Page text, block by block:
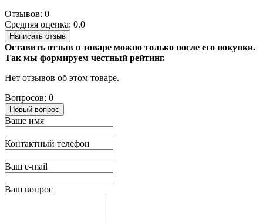
Отзывов: 0
Средняя оценка: 0.0
Написать отзыв
Оставить отзыв о товаре можно только после его покупки.
Так мы формируем честный рейтинг.
Нет отзывов об этом товаре.
Вопросов: 0
Новый вопрос
Ваше имя
Контактный телефон
Ваш e-mail
Ваш вопрос